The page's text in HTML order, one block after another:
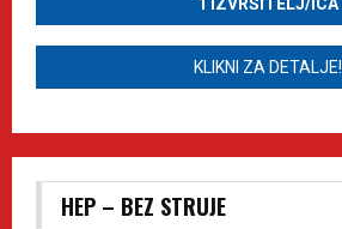
1 IZVRŠITELJ/ICA
KLIKNI ZA DETALJE!
HEP – BEZ STRUJE